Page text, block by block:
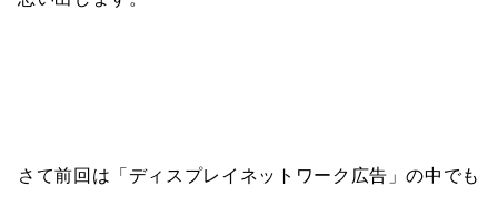
さて前回は「ディスプレイネットワーク広告」の中でも